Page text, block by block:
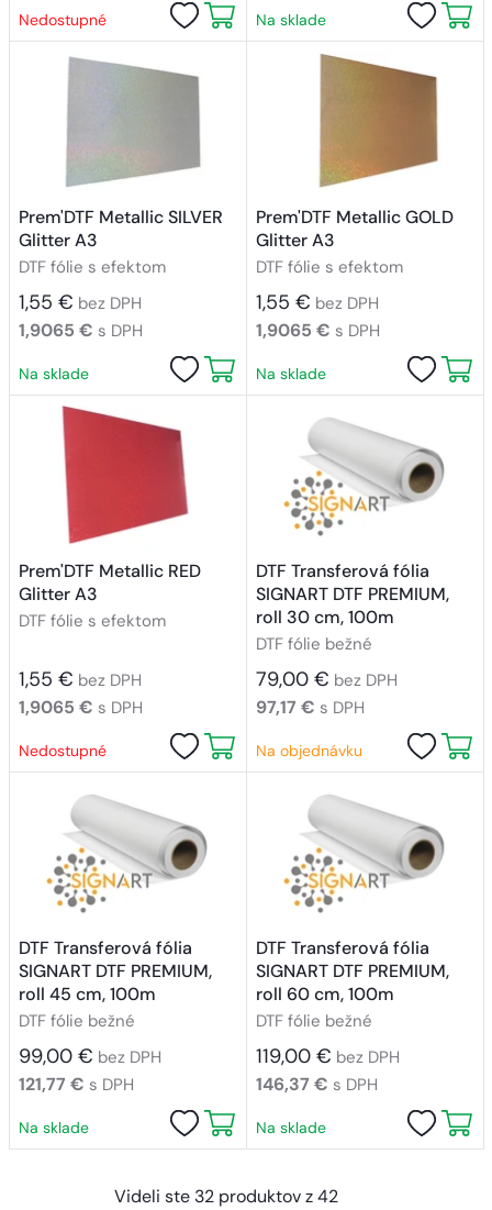
Nedostupné Na sklade
Prem'DTF Metallic SILVER
Glitter A3
DTF fólie s efektom
1,55 € bez DPH
1,9065 € s DPH
Na sklade
Prem'DTF Metallic GOLD
Glitter A3
DTF fólie s efektom
1,55 € bez DPH
1,9065 € s DPH
Na sklade
Prem'DTF Metallic RED
Glitter A3
DTF fólie s efektom
1,55 € bez DPH
1,9065 € s DPH
Nedostupné
DTF Transferová fólia
SIGNART DTF PREMIUM,
roll 30 cm, 100m
DTF fólie bežné
79,00 € bez DPH
97,17 € s DPH
Na objednávku
DTF Transferová fólia
SIGNART DTF PREMIUM,
roll 45 cm, 100m
DTF fólie bežné
99,00 € bez DPH
121,77 € s DPH
Na sklade
DTF Transferová fólia
SIGNART DTF PREMIUM,
roll 60 cm, 100m
DTF fólie bežné
119,00 € bez DPH
146,37 € s DPH
Na sklade
Videli ste 32 produktov z 42